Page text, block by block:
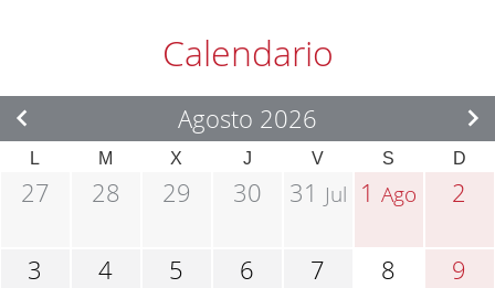
Calendario
Agosto 2026
L M X J V S D
27 28 29 30 31 Jul 1Ago 2
3 4 5 6 7 8 9